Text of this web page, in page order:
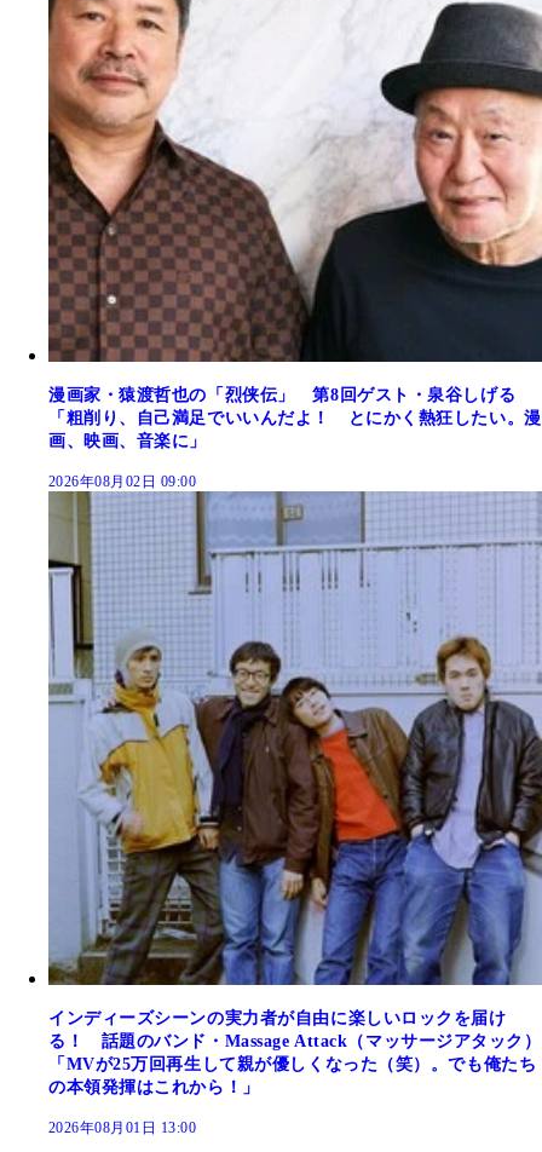
漫画家・猿渡哲也の「烈侠伝」 第8回ゲスト・泉谷しげる
「粗削り、自己満足でいいんだよ！ とにかく熱狂したい。漫
画、映画、音楽に」
2026年08月02日 09:00
インディーズシーンの実力者が自由に楽しいロックを届け
る！ 話題のバンド・Massage Attack（マッサージアタック）
「MVが25万回再生して親が優しくなった（笑）。でも俺たち
の本領発揮はこれから！」
2026年08月01日 13:00